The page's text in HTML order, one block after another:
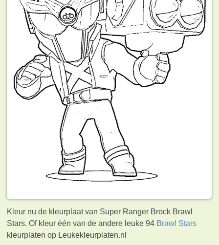
Kleur nu de kleurplaat van Super Ranger Brock Brawl
Stars. Of kleur één van de andere leuke 94 Brawl Stars
kleurplaten op Leukekleurplaten.nl